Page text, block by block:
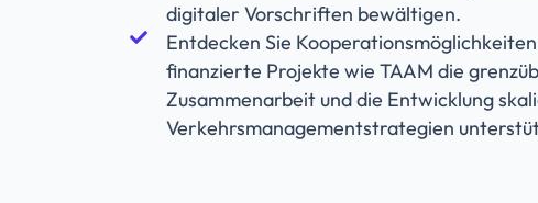
digitaler Vorschriften bewältigen.
Entdecken Sie
finanzierte Projekte wie TAAM die
Zusammenarbeit und die Entwicklung
Verkehrsmanagementstrategien